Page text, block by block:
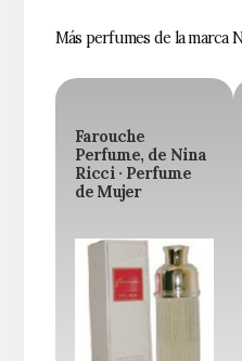
Más perfumes de la marca
Farouche
Perfume, de Nina
Ricci · Perfume
de Mujer